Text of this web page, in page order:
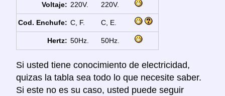
Voltaje: 220V. 220V.
Cod. Enchufe: C, F. C, E.
Hertz: 50Hz. 50Hz.
Si usted tiene conocimiento de electricidad,
quizas la tabla sea todo lo que necesite saber.
Si este no es su caso, usted puede seguir